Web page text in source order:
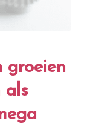
groeien
als